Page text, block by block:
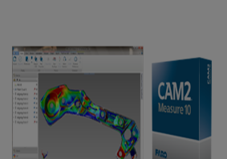
videos/tarjeta
de
gráficos
Revise
la